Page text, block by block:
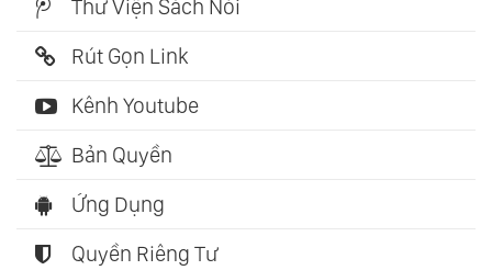
Thư Viện Sách Nói
Rút Gọn Link
Kênh Youtube
Bản Quyền
Ứng Dụng
Quyền Riêng Tư